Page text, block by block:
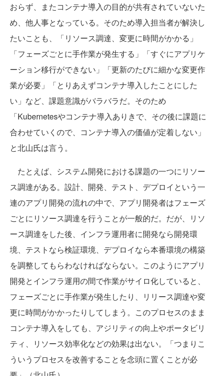
おらず、またコンテナ導入の目的が共有されていないた
め、他人事となっている。そのため導入担当者が解決し
たいことも、「リソース調達、変更に時間がかかる」
「フェーズごとに手作業が発生する」「すぐにアプリケ
ーション移行ができない」「更新のたびに細かな変更作
業が必要」「とりあえずコンテナ導入したことにした
い」など、課題意識がバラバラだ。そのため
「Kubernetesやコンテナ導入ありきで、その後に課題に
合わせていくので、コンテナ導入の価値が定着しない」
と北山氏は言う。
たとえば、システム開発における課題の一つにリソー
ス調達がある。設計、開発、テスト、デプロイという一
連のアプリ開発の流れの中で、アプリ開発者はフェーズ
ごとにリソース調達を行うことが一般的だ。だが、リソ
ース調達をした後、インフラ運用者に開発なら開発環
境、テストなら検証環境、デプロイなら本番環境の構築
を調整してもらわなければならない。このようにアプリ
開発とインフラ運用の間で作業がサイロ化していると、
フェーズごとに手作業が発生したり、リリース調達や変
更に時間がかかったりしてしまう。このプロセスのまま
コンテナ導入をしても、アジリティの向上やポータビリ
ティ、リソース効率化などの効果は出ない。「つまりこ
ういうプロセスを改善することを念頭に置くことが必